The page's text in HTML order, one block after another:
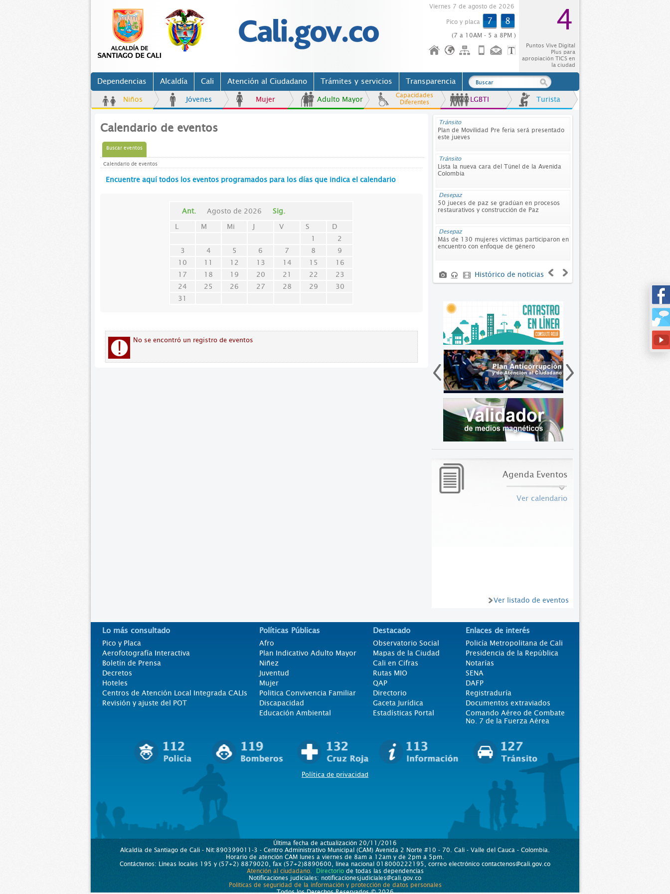
Viernes 7 de agosto de 2026
Pico y placa 7 8
(7 a 10AM - 5 a 8PM ) 4
Puntos Vive Digital
Plus para
apropiación TICS en
la ciudad
Dependencias Alcaldía Cali Atención al Ciudadano Trámites y servicios Transparencia
Niños Jóvenes Mujer Adulto Mayor
Capacidades
Diferentes
LGBTI Turista
Calendario de eventos
Buscar eventos
Calendario de eventos
Encuentre aquí todos los eventos programados para los días que indica el calendario
Ant. Agosto de 2026
Sig.
L
M Mi J V S
D
1
2
3
4 5 6 7 8
9
10
11 12 13 14 15
16
17
18 19 20 21 22
23
24
25 26 27 28 29
30
31
No se encontró un registro de eventos
Tránsito
Plan de Movilidad Pre feria será presentado
este jueves
Tránsito
Lista la nueva cara del Túnel de la Avenida
Colombia
Desepaz
50 jueces de paz se gradúan en procesos
restaurativos y construcción de Paz
Desepaz
Más de 130 mujeres víctimas participaron en
encuentro con enfoque de género
Histórico de noticias
Agenda Eventos
Ver calendario
Ver listado de eventos
Lo más consultado
Pico y Placa
Aerofotografía Interactiva
Boletín de Prensa
Decretos
Hoteles
Centros de Atención Local Integrada CALIs
Revisión y ajuste del POT
Políticas Públicas
Afro
Plan Indicativo Adulto Mayor
Niñez
Juventud
Mujer
Politica Convivencia Familiar
Discapacidad
Educación Ambiental
Destacado
Observatorio Social
Mapas de la Ciudad
Cali en Cifras
Rutas MIO
QAP
Directorio
Gaceta Jurídica
Estadísticas Portal
Enlaces de interés
Policía Metropolitana de Cali
Presidencia de la República
Notarías
SENA
DAFP
Registraduría
Documentos extraviados
Comando Aéreo de Combate
No. 7 de la Fuerza Aérea
Política de privacidad
Última fecha de actualización 20/11/2016
Alcaldía de Santiago de Cali - Nit:890399011-3 - Centro Administrativo Municipal (CAM) Avenida 2 Norte #10 - 70. Cali - Valle del Cauca - Colombia.
Horario de atención CAM lunes a viernes de 8am a 12am y de 2pm a 5pm.
Contáctenos: Líneas locales 195 y (57+2) 8879020, fax (57+2)8890600, línea nacional 018000222195, correo electrónico contactenos@cali.gov.co
Atención al ciudadano. Directoriode todas las dependencias
Notificaciones judiciales: notificacionesjudiciales@cali.gov.co
Políticas de seguridad de la información y protección de datos personales
Todos los Derechos Reservados © 2026